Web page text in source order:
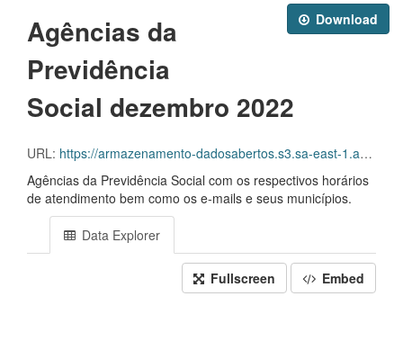
Download
Agências da
Previdência
Social dezembro 2022
URL: https://armazenamento-dadosabertos.s3.sa-east-1.amazonaws.com/Plano+2016_2018_Grupos+de+dados/INSS+-+Perfil+das+unidades+do+INSS/agencias-da-previdencia-social-12-2022.csv
Agências da Previdência Social com os respectivos horários
de atendimento bem como os e-mails e seus municípios.
Data Explorer
Fullscreen Embed